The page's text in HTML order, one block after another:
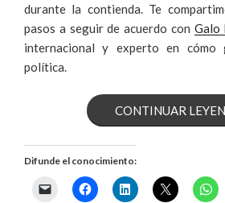
durante la contienda. Te
pasos a seguir de acuerdo con Galo
internacional y experto en cómo
política.
CONTINUAR
Difunde el conocimiento: